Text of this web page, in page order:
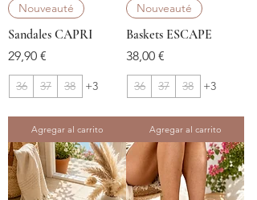
Nouveauté
Sandales CAPRI
Precio
29,90 €
36 37 38 +3
Agregar al carrito
Nouveauté
Baskets ESCAPE
Precio
38,00 €
36 37 38 +3
Agregar al carrito